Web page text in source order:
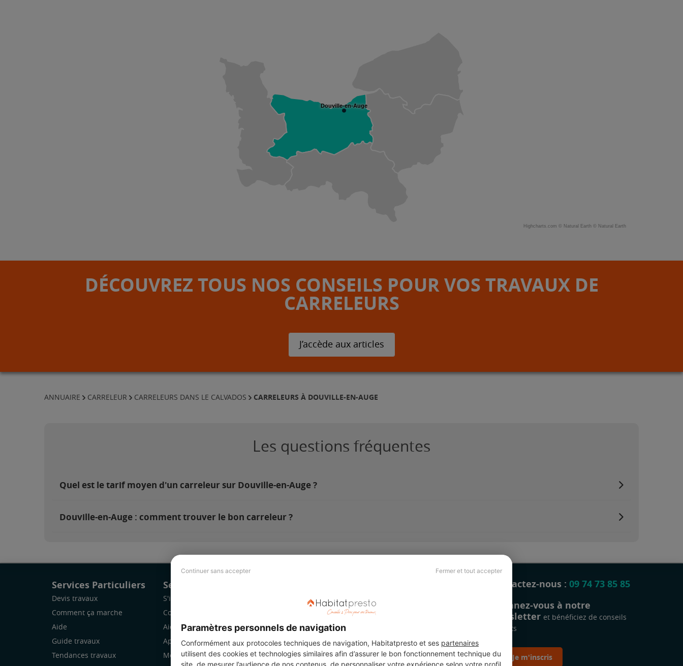
Continuer sans accepter Fermer et tout accepter
Paramètres personnels de navigation
Conformément aux protocoles techniques de navigation, Habitatpresto et ses partenaires
utilisent des cookies et technologies similaires afin d’assurer le bon fonctionnement technique du
site, de mesurer l’audience de nos contenus, de personnaliser votre expérience selon votre profil
Douville-en-Auge
Highcharts.com © Natural Earth © Natural Earth
DÉCOUVREZ TOUS NOS CONSEILS POUR VOS TRAVAUX DE
CARRELEURS
J’accède aux articles
ANNUAIRE CARRELEUR CARRELEURS DANS LE CALVADOS CARRELEURS À DOUVILLE-EN-AUGE
Les questions fréquentes
Quel est le tarif moyen d'un carreleur sur Douville-en-Auge ?
Douville-en-Auge : comment trouver le bon carreleur ?
Services Particuliers
Devis travaux
Comment ça marche
Aide
Guide travaux
Tendances travaux
Services Pro
S'inscrire
Comment ça marche
Aide
Application Mobile
Mon espace
Revue de presse
Légal
Charte cookies
Contactez-nous : 09 74 73 85 85
Abonnez-vous à notre
newsletter et bénéficiez de conseils
gratuits
Je m'inscris